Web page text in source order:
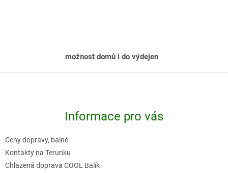
možnost domů i do výdejen
Informace pro vás
Ceny dopravy, balné
Kontakty na Terunku
Chlazená doprava COOL Balík